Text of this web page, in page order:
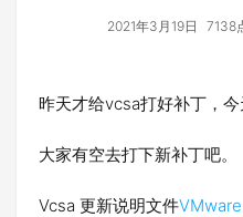
2021年3月19日 7138
昨天才给vcsa打好补丁，今
大家有空去打下新补丁吧。
Vcsa 更新说明文件